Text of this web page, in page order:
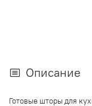
Описание
Готовые шторы для